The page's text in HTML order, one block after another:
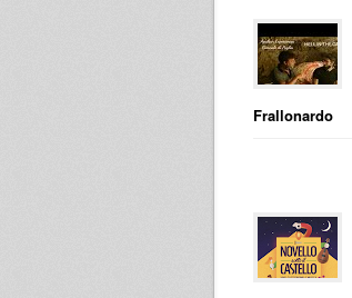
Frallonardo